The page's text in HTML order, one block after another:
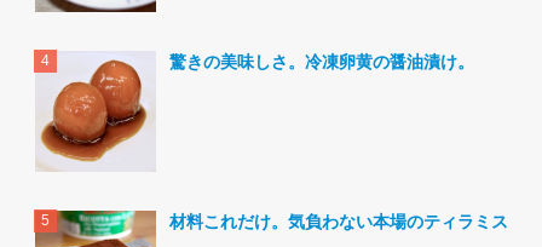
驚きの美味しさ。冷凍卵黄の醤油漬け。
材料これだけ。気負わない本場のティラミス。